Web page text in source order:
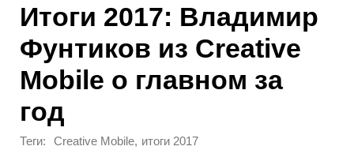
Итоги 2017: Владимир
Фунтиков из Creative
Mobile о главном за
год
Теги: Creative Mobile, итоги 2017